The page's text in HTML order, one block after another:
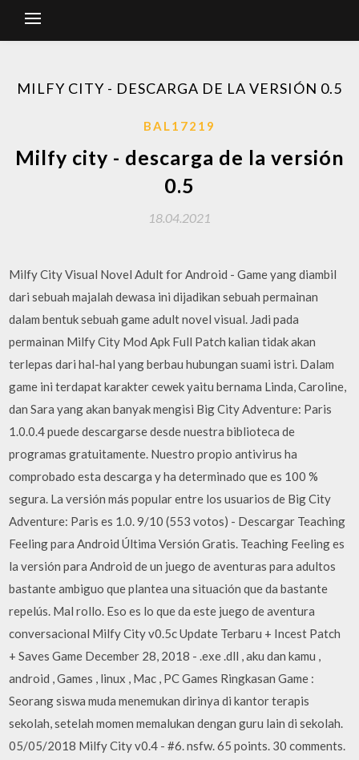
MILFY CITY - DESCARGA DE LA VERSIÓN 0.5
BAL17219
Milfy city - descarga de la versión
0.5
18.04.2021
Milfy City Visual Novel Adult for Android - Game yang diambil
dari sebuah majalah dewasa ini dijadikan sebuah permainan
dalam bentuk sebuah game adult novel visual. Jadi pada
permainan Milfy City Mod Apk Full Patch kalian tidak akan
terlepas dari hal-hal yang berbau hubungan suami istri. Dalam
game ini terdapat karakter cewek yaitu bernama Linda, Caroline,
dan Sara yang akan banyak mengisi Big City Adventure: Paris
1.0.0.4 puede descargarse desde nuestra biblioteca de
programas gratuitamente. Nuestro propio antivirus ha
comprobado esta descarga y ha determinado que es 100 %
segura. La versión más popular entre los usuarios de Big City
Adventure: Paris es 1.0. 9/10 (553 votos) - Descargar Teaching
Feeling para Android Última Versión Gratis. Teaching Feeling es
la versión para Android de un juego de aventuras para adultos
bastante ambiguo que plantea una situación que da bastante
repelús. Mal rollo. Eso es lo que da este juego de aventura
conversacional Milfy City v0.5c Update Terbaru + Incest Patch
+ Saves Game December 28, 2018 - .exe .dll , aku dan kamu ,
android , Games , linux , Mac , PC Games Ringkasan Game :
Seorang siswa muda menemukan dirinya di kantor terapis
sekolah, setelah momen memalukan dengan guru lain di sekolah.
05/05/2018 Milfy City v0.4 - #6. nsfw. 65 points. 30 comments.